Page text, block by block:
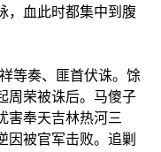
，血此时都集中到腹
等奏、匪首伏诛。馀
周荣被诛后。马傻子
害奉天吉林热河三
因被官军击败。追剿